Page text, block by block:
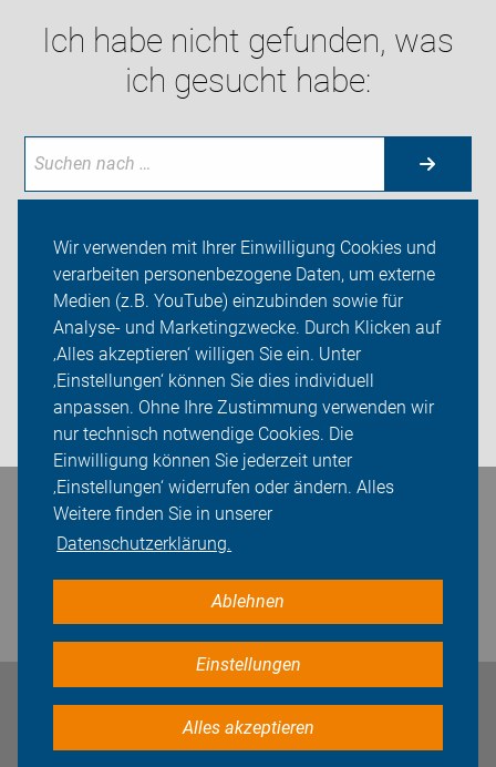
Wir verwenden mit Ihrer Einwilligung Cookies und
verarbeiten personenbezogene Daten, um externe
Medien (z.B. YouTube) einzubinden sowie für
Analyse- und Marketingzwecke. Durch Klicken auf
‚Alles akzeptieren‘ willigen Sie ein. Unter
‚Einstellungen‘ können Sie dies individuell
anpassen. Ohne Ihre Zustimmung verwenden wir
nur technisch notwendige Cookies. Die
Einwilligung können Sie jederzeit unter
‚Einstellungen‘ widerrufen oder ändern. Alles
Weitere finden Sie in unserer
Datenschutzerklärung.
Ablehnen
Einstellungen
Alles akzeptieren
Ich habe nicht gefunden, was
ich gesucht habe:
Neuigkeiten
ADFC Greifswald-Usedom
Sei dabei
Login
Bleiben Sie in Kontakt